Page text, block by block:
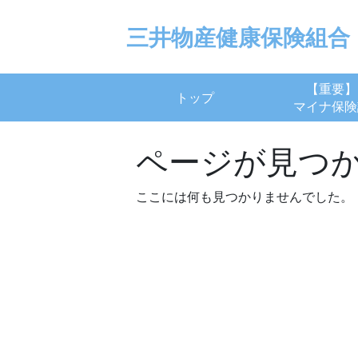
三井物産健康保険組合
トップ
【重要】
マイナ保
ページが見つ
ここには何も見つかりませんでした。